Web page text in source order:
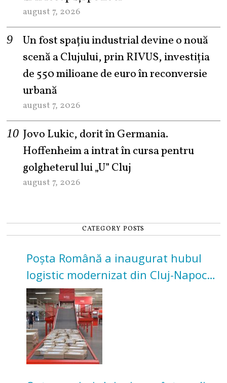
august 7, 2026
Un fost spațiu industrial devine o nouă
scenă a Clujului, prin RIVUS, investiția
de 550 milioane de euro în reconversie
urbană
august 7, 2026
Jovo Lukic, dorit în Germania.
Hoffenheim a intrat în cursa pentru
golgheterul lui „U” Cluj
august 7, 2026
CATEGORY POSTS
Poșta Română a inaugurat hubul
logistic modernizat din Cluj-Napoca.
Investiție de 3 milioane de euro